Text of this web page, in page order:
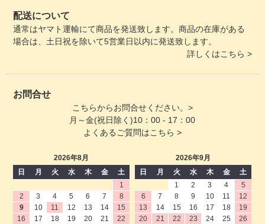
配送について
通常はヤマト運輸にて商品を発送致します。商品の在庫がある
場合は、土日祝を除いて5営業日以内に発送致します。
詳しくはこちら >
お問合せ
こちらからお問合せください。>
月～金(祝日除く)10：00 - 17：00
よくあるご質問はこちら >
2026年8月
日
月 火 水 木 金
土
1
2
3 4 5 6 7
8
9
10 11 12 13 14
15
16
17 18 19 20 21
22
2026年9月
日
月 火 水 木 金
土
1
2 3 4
5
6
7 8 9 10 11
12
13
14 15 16 17 18
19
20
21 22 23 24 25
26